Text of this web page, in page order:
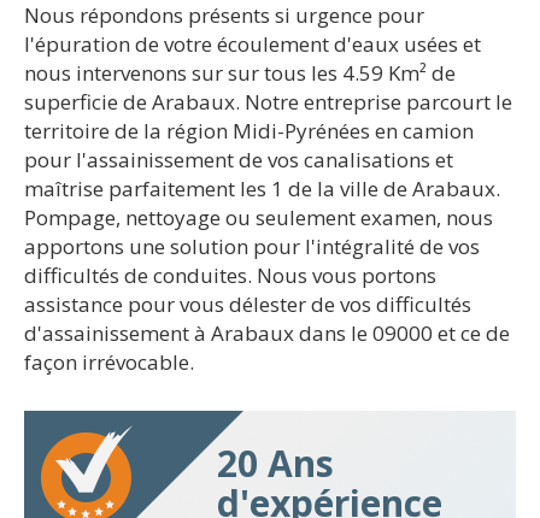
Nous répondons présents si urgence pour
l'épuration de votre écoulement d'eaux usées et
nous intervenons sur sur tous les 4.59 Km² de
superficie de Arabaux. Notre entreprise parcourt le
territoire de la région Midi-Pyrénées en camion
pour l'assainissement de vos canalisations et
maîtrise parfaitement les 1 de la ville de Arabaux.
Pompage, nettoyage ou seulement examen, nous
apportons une solution pour l'intégralité de vos
difficultés de conduites. Nous vous portons
assistance pour vous délester de vos difficultés
d'assainissement à Arabaux dans le 09000 et ce de
façon irrévocable.
20 Ans
d'expérience